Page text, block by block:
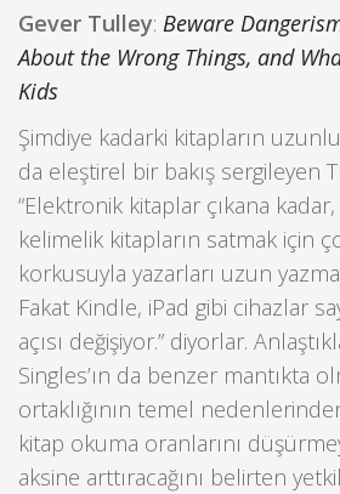
Gever Tulley: Beware
About the Wrong Things, and
Kids
Şimdiye kadarki kitapların
da eleştirel bir bakış sergileyen
“Elektronik kitaplar çıkana
kelimelik kitapların satmak için
korkusuyla yazarları uzun
Fakat Kindle, iPad gibi cihazlar
açısı değişiyor.” diyorlar.
Singles’ın da benzer mantıkta
ortaklığının temel
kitap okuma oranlarını
aksine arttıracağını belirten